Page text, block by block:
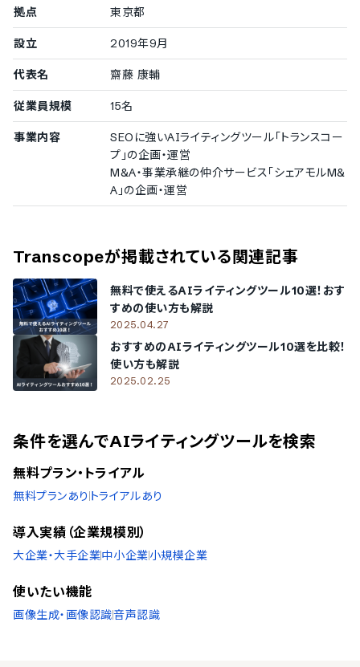
拠点 東京都
設立 2019年9月
代表名 齋藤 康輔
従業員規模 15名
事業内容
SEOに強いAIライティングツール「トランスコー
プ」の企画・運営
M&A・事業承継の仲介サービス「シェアモルM&
A」の企画・運営
Transcopeが掲載されている関連記事
無料で使えるAIライティングツール10選！おす
すめの使い方も解説
2025.04.27
おすすめのAIライティングツール10選を比較！
使い方も解説
2025.02.25
条件を選んでAIライティングツールを検索
無料プラン・トライアル
無料プランあり トライアルあり
導入実績（企業規模別）
大企業・大手企業中小企業小規模企業
使いたい機能
画像生成・画像認識音声認識